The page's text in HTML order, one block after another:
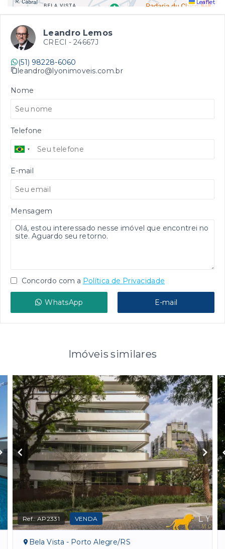
Leaflet
Leandro Lemos
CRECI - 24667J
(51) 98228-6060
leandro@lyonimoveis.com.br
Nome
Telefone
E-mail
Mensagem
Concordo com a Política de Privacidade
WhatsApp E-mail
Imóveis similares
Ref.:AP2331 VENDA
Bela Vista - Porto Alegre/RS